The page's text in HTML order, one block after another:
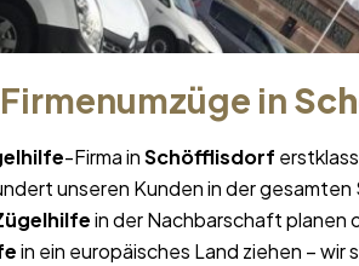
in
-Firma inSchöfflisdorf
unseren Kunden in der gesamten
in der Nachbarschaft planen
in ein europäisches Land ziehen – wir